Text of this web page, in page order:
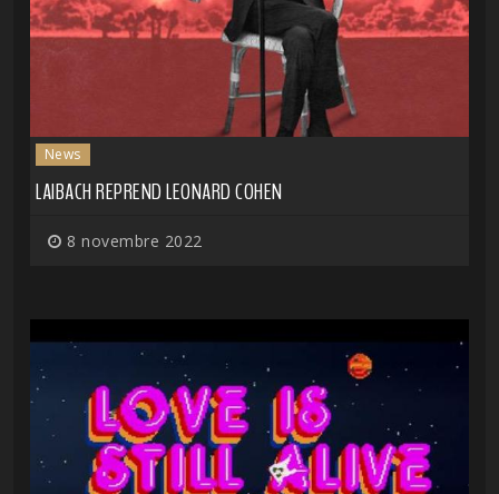
News
LAIBACH REPREND LEONARD COHEN
8 novembre 2022